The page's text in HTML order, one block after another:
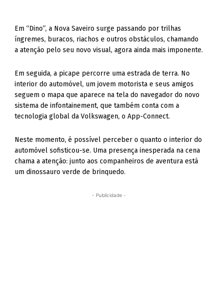
Em “Dino”, a Nova Saveiro surge passando por trilhas
íngremes, buracos, riachos e outros obstáculos, chamando
a atenção pelo seu novo visual, agora ainda mais imponente.
Em seguida, a picape percorre uma estrada de terra. No
interior do automóvel, um jovem motorista e seus amigos
seguem o mapa que aparece na tela do navegador do novo
sistema de infontainement, que também conta com a
tecnologia global da Volkswagen, o App-Connect.
Neste momento, é possível perceber o quanto o interior do
automóvel sofisticou-se. Uma presença inesperada na cena
chama a atenção: junto aos companheiros de aventura está
um dinossauro verde de brinquedo.
- Publicidade -